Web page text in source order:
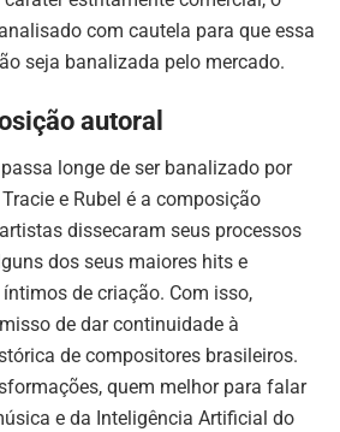
com cautela para que essa
seja banalizada pelo mercado.
autoral
longe de ser banalizado por
e Rubel é a composição
dissecaram seus processos
dos seus maiores hits e
de criação. Com isso,
de dar continuidade à
de compositores brasileiros.
quem melhor para falar
e da Inteligência Artificial do